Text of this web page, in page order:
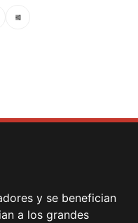
y se benefician
a los grandes